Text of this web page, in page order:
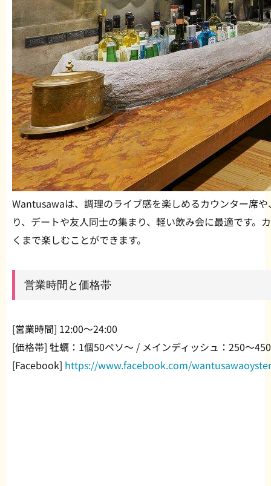
Wantusawaは、調理のライブ感を楽しめるカウンター席
り、デートや友人同士の集まり、軽い飲み会に最適です。
くまで楽しむことができます。
営業時間と価格帯
[営業時間] 12:00〜24:00
[価格帯] 牡蠣：1個50ペソ〜 / メインディッシュ：250〜
[Facebook] https://www.facebook.com/